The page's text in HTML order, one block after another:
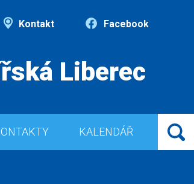
Kontakt Facebook
Liberec
KALENDÁŘ